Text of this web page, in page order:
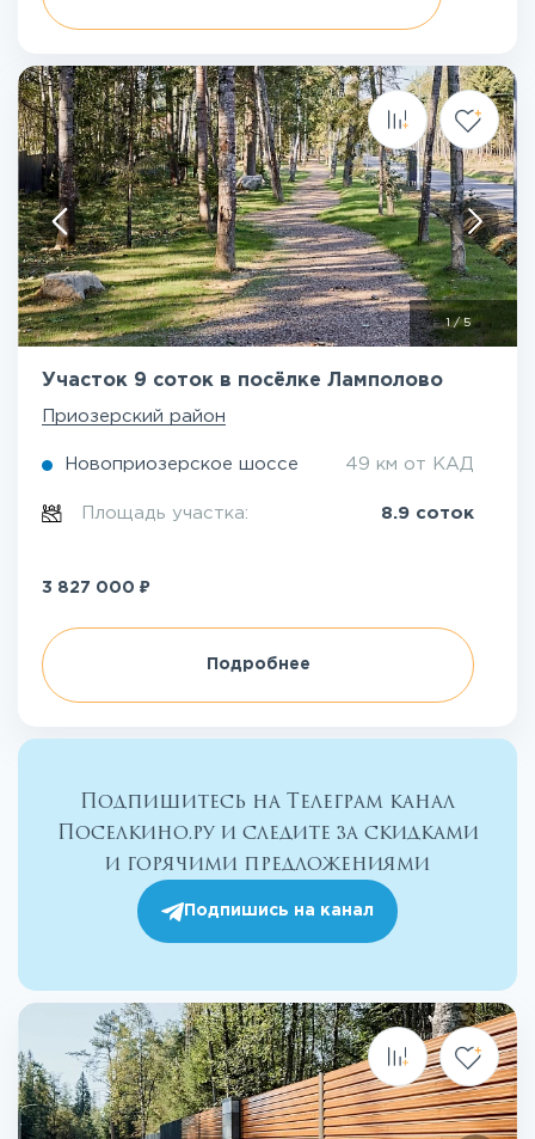
1/ 5
Участок 9 соток в посёлке Ламполово
Приозерский район
Новоприозерское шоссе 49 км от КАД
Площадь участка: 8.9 соток
3 827 000 ₽
Подробнее
Подпишитесь на Телеграм канал
Поселкино.ру и следите за скидками
и горячими предложениями
Подпишись на канал